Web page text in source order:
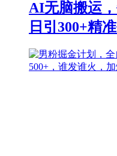
AI无脑搬运
日引300+精